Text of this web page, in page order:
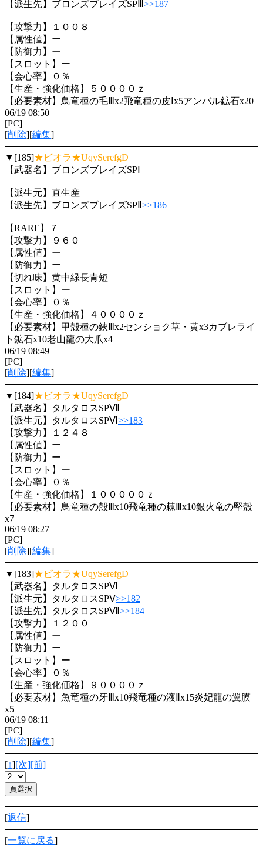
【派生先】ブロンズブレイズSPⅢ >>187
【攻撃力】１００８
【属性値】ー
【防御力】ー
【スロット】ー
【会心率】０％
【生産・強化価格】５００００ｚ
【必要素材】鳥竜種の毛Ⅲx2飛竜種の皮Ⅰx5アンバル鉱石x20
06/19 08:50
[PC]
[削除][編集]
▼[185]★ビオラ★UqySerefgD
【武器名】ブロンズブレイズSPⅠ
【派生元】直生産
【派生先】ブロンズブレイズSPⅡ >>186
【RARE】７
【攻撃力】９６０
【属性値】ー
【防御力】ー
【切れ味】黄中緑長青短
【スロット】ー
【会心率】０％
【生産・強化価格】４００００ｚ
【必要素材】甲殻種の鋏Ⅲx2センショク草・黄x3カブレライ
ト鉱石x10老山龍の大爪x4
06/19 08:49
[PC]
[削除][編集]
▼[184]★ビオラ★UqySerefgD
【武器名】タルタロスSPⅦ
【派生元】タルタロスSPⅥ >>183
【攻撃力】１２４８
【属性値】ー
【防御力】ー
【スロット】ー
【会心率】０％
【生産・強化価格】１０００００ｚ
【必要素材】鳥竜種の殻Ⅲx10飛竜種の棘Ⅲx10銀火竜の堅殻
x7
06/19 08:27
[PC]
[削除][編集]
▼[183]★ビオラ★UqySerefgD
【武器名】タルタロスSPⅥ
【派生元】タルタロスSPⅤ>>182
【派生先】タルタロスSPⅦ >>184
【攻撃力】１２００
【属性値】ー
【防御力】ー
【スロット】ー
【会心率】０％
【生産・強化価格】９００００ｚ
【必要素材】魚竜種の牙Ⅲx10飛竜種の液Ⅱx15炎妃龍の翼膜
x5
06/19 08:11
[PC]
[削除][編集]
[↑][次][前]
[返信]
[一覧に戻る]